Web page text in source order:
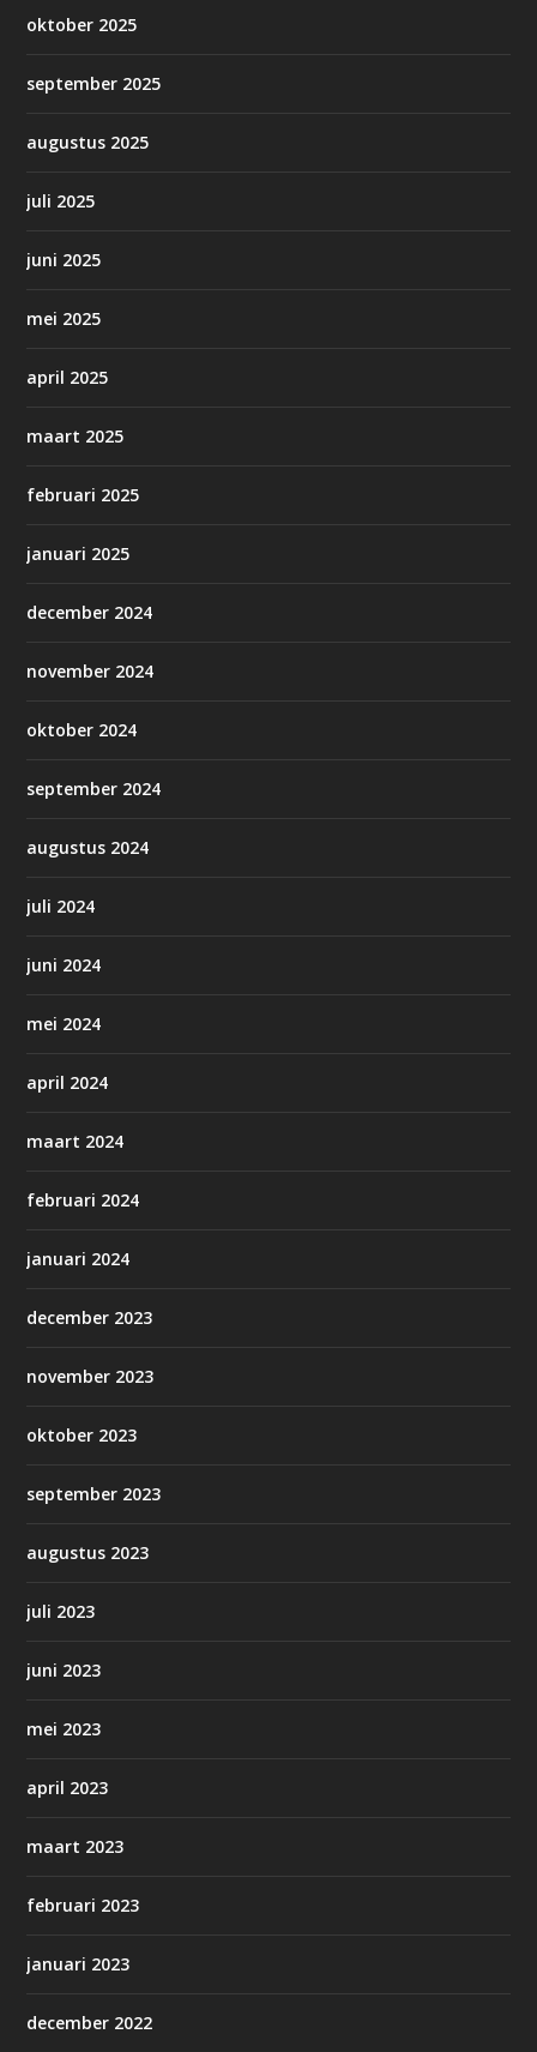
oktober 2025
september 2025
augustus 2025
juli 2025
juni 2025
mei 2025
april 2025
maart 2025
februari 2025
januari 2025
december 2024
november 2024
oktober 2024
september 2024
augustus 2024
juli 2024
juni 2024
mei 2024
april 2024
maart 2024
februari 2024
januari 2024
december 2023
november 2023
oktober 2023
september 2023
augustus 2023
juli 2023
juni 2023
mei 2023
april 2023
maart 2023
februari 2023
januari 2023
december 2022